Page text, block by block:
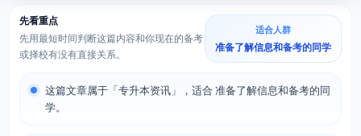
先看重点
先用最短时间判断这篇内容和你现在的备考
或择校有没有直接关系。
适合人群
准备了解信息和备考的同学
这篇文章属于「专升本资讯」，适合 准备了解信息和备考的同
学。